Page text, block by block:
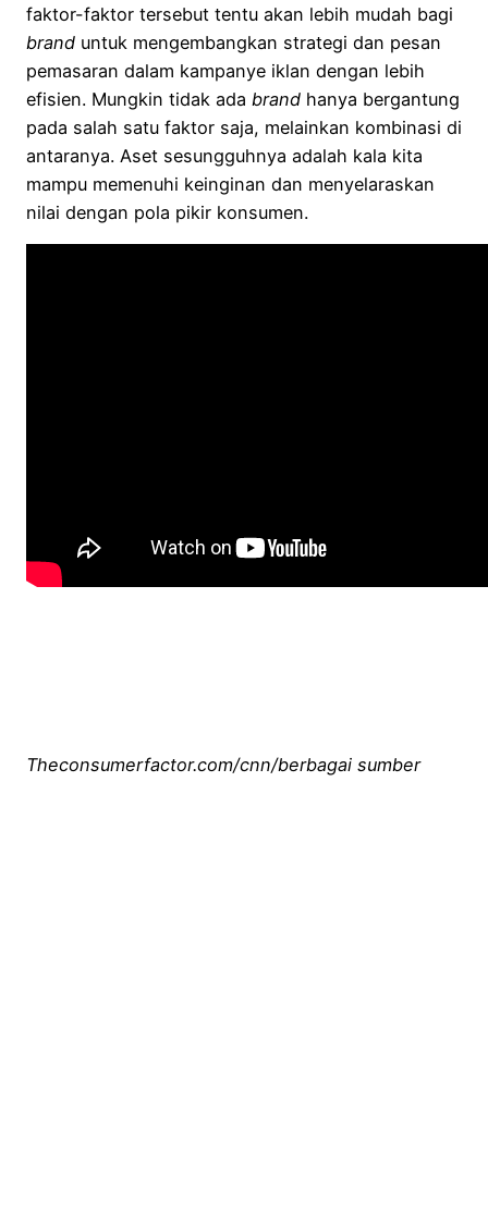
faktor-faktor tersebut tentu akan lebih mudah bagi
brand untuk mengembangkan strategi dan pesan
pemasaran dalam kampanye iklan dengan lebih
efisien. Mungkin tidak ada brand hanya bergantung
pada salah satu faktor saja, melainkan kombinasi di
antaranya. Aset sesungguhnya adalah kala kita
mampu memenuhi keinginan dan menyelaraskan
nilai dengan pola pikir konsumen.
Theconsumerfactor.com/cnn/berbagai sumber